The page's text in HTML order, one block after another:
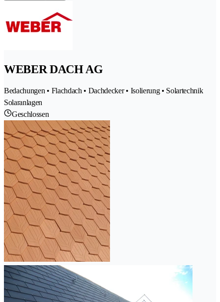
WEBER DACH AG
Bedachungen • Flachdach • Dachdecker • Isolierung • Solartechnik
Solaranlagen
Geschlossen